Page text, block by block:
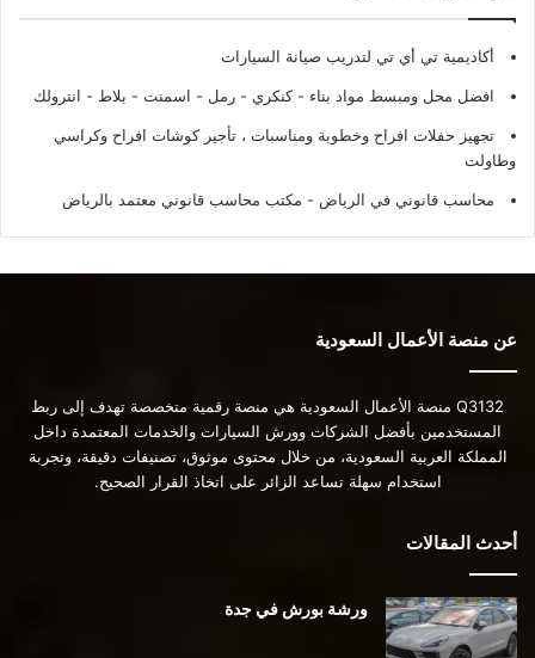
أكاديمية تي أي تي لتدريب صيانة السيارات
افضل محل ومبسط مواد بناء - كنكري - رمل - اسمنت - بلاط - انترولك
تجهيز حفلات افراح وخطوبة ومناسبات ، تأجير كوشات افراح وكراسي
وطاولت
محاسب قانوني في الرياض - مكتب محاسب قانوني معتمد بالرياض
عن منصة الأعمال السعودية
Q3132 منصة الأعمال السعودية هي منصة رقمية متخصصة تهدف إلى ربط
المستخدمين بأفضل الشركات وورش السيارات والخدمات المعتمدة داخل
المملكة العربية السعودية، من خلال محتوى موثوق، تصنيفات دقيقة، وتجربة
استخدام سهلة تساعد الزائر على اتخاذ القرار الصحيح.
أحدث المقالات
ورشة بورش في جدة